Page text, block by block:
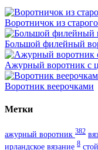
Воротничок из
Большой филейный
Ажурный воротник с
Воротник веерочками
Метки
ажурный воротник 382
ирландское вязание 8